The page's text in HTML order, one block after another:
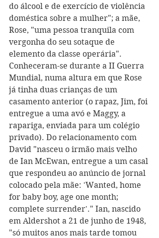
do álcool e de exercício de violência
doméstica sobre a mulher"; a mãe,
Rose, "uma pessoa tranquila com
vergonha do seu sotaque de
elemento da classe operária".
Conheceram-se durante a II Guerra
Mundial, numa altura em que Rose
já tinha duas crianças de um
casamento anterior (o rapaz, Jim, foi
entregue a uma avó e Maggy, a
rapariga, enviada para um colégio
privado). Do relacionamento com
David "nasceu o irmão mais velho
de Ian McEwan, entregue a um casal
que respondeu ao anúncio de jornal
colocado pela mãe: 'Wanted, home
for baby boy, age one month;
complete surrender'." Ian, nascido
em Aldershot a 21 de junho de 1948,
"só muitos anos mais tarde tomou